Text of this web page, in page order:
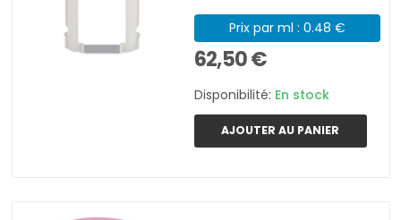
Prix par ml : 0.48 €
62,50 €
Disponibilité: En stock
AJOUTER AU PANIER